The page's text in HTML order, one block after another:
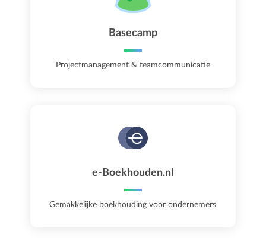
Basecamp
Projectmanagement & teamcommunicatie
e-Boekhouden.nl
Gemakkelijke boekhouding voor ondernemers